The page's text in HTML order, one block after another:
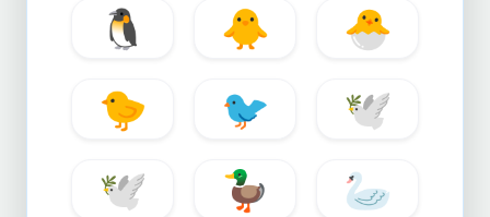
🐧
🐥
🐣
🐤
🐦
🕊️
🕊
🦆 🦢